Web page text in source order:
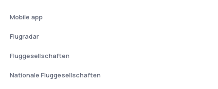
Mobile app
Flugradar
Fluggesellschaften
Nationale Fluggesellschaften